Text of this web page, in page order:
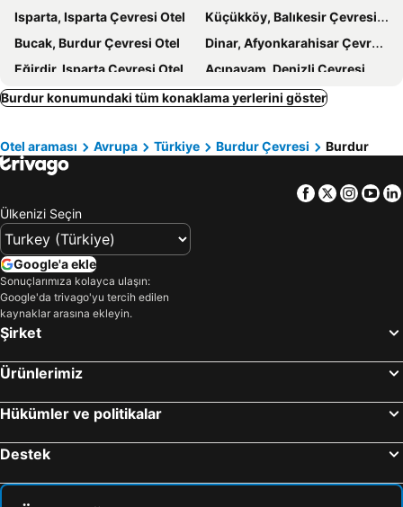
Isparta, Isparta Çevresi Otel
Küçükköy, Balıkesir Çevresi Otel
Bucak, Burdur Çevresi Otel
Dinar, Afyonkarahisar Çevresi Otel
Eğirdir, Isparta Çevresi Otel
Acıpayam, Denizli Çevresi Otel
İstanbul, İstanbul Çevresi Otel
Alanya, Antalya Çevresi Otel
Marmaris, Muğla Çevresi Otel Bodrum, Muğla Çevresi Otel
Fethiye, Muğla Çevresi Otel
Burdur konumundaki tüm konaklama yerlerini göster
Otel araması Avrupa Türkiye Burdur Çevresi Burdur
Facebook
Twitter
Ülkenizi Seçin
Google'a ekle
Sonuçlarımıza kolayca ulaşın:
Google'da trivago'yu tercih edilen
kaynaklar arasına ekleyin.
Şirket
Ürünlerimiz
Hükümler ve politikalar
Destek